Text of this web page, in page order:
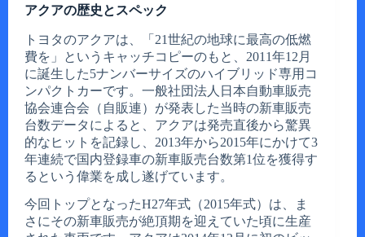
アクアの歴史とスペック
トヨタのアクアは、「21世紀の地球に最高の低燃
費を」というキャッチコピーのもと、2011年12月
に誕生した5ナンバーサイズのハイブリッド専用コ
ンパクトカーです。一般社団法人日本自動車販売
協会連合会（自販連）が発表した当時の新車販売
台数データによると、アクアは発売直後から驚異
的なヒットを記録し、2013年から2015年にかけて3
年連続で国内登録車の新車販売台数第1位を獲得す
るという偉業を成し遂げています。
今回トップとなったH27年式（2015年式）は、ま
さにその新車販売が絶頂期を迎えていた頃に生産